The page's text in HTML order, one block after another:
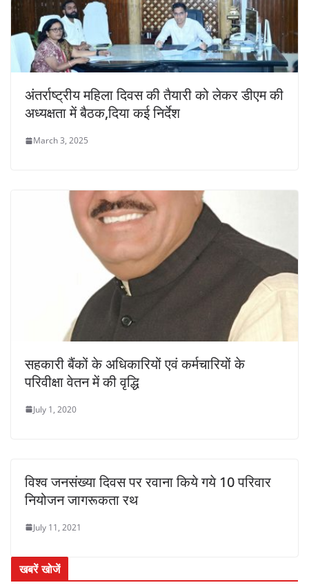
अंतर्राष्ट्रीय महिला दिवस की तैयारी को लेकर डीएम की
अध्यक्षता में बैठक,दिया कई निर्देश
March 3, 2025
सहकारी बैंकों के अधिकारियों एवं कर्मचारियों के
परिवीक्षा वेतन में की वृद्धि
July 1, 2020
विश्व जनसंख्या दिवस पर रवाना किये गये 10 परिवार
नियोजन जागरूकता रथ
July 11, 2021
खबरें खोजें